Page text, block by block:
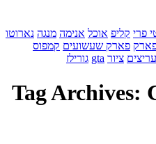
פרי קליפ אוכל אנימה מנגה נארוטו
פארק שעשועים קמפוס
ציור gta גורילז
Tag Archives: